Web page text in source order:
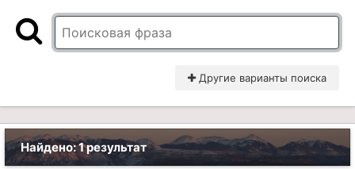
Другие варианты поиска
Найдено: 1 результат